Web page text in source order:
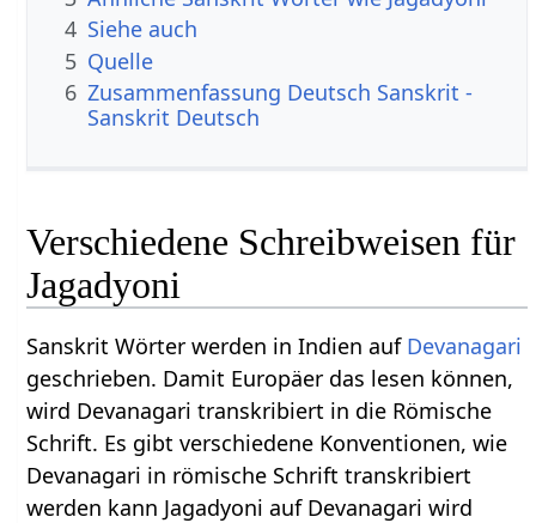
4 Siehe auch
5 Quelle
6 Zusammenfassung Deutsch Sanskrit -
Sanskrit Deutsch
Verschiedene Schreibweisen für
Jagadyoni
Sanskrit Wörter werden in Indien auf Devanagari
geschrieben. Damit Europäer das lesen können,
wird Devanagari transkribiert in die Römische
Schrift. Es gibt verschiedene Konventionen, wie
Devanagari in römische Schrift transkribiert
werden kann Jagadyoni auf Devanagari wird